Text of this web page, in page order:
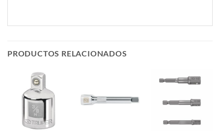
PRODUCTOS RELACIONADOS